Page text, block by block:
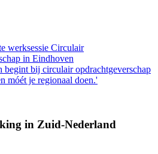
werksessie Circulair
in Eindhoven
begint bij circulair opdrachtgeverschap
móét je regionaal doen.'
in Zuid-Nederland